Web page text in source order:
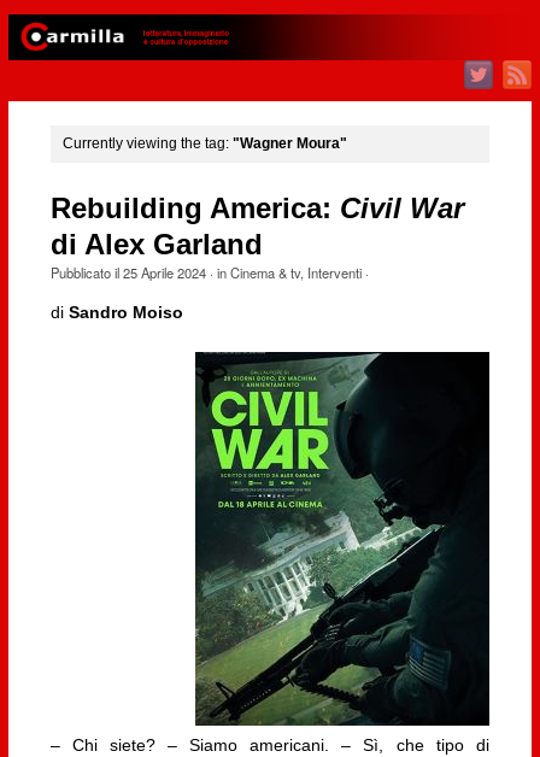
Currently viewing the tag: "Wagner Moura"
Rebuilding America: Civil War
di Alex Garland
Pubblicato il25 Aprile 2024· inCinema & tv, Interventi·
di Sandro Moiso
– Chi siete? – Siamo americani. – Sì, che tipo di